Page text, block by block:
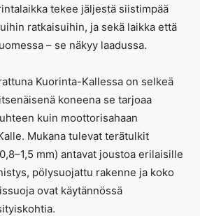
tekee jäljestä siistimpää
ratkaisuihin, ja sekä laikka että
– se näkyy laadussa.
Kuorinta-Kallessa on selkeä
koneena se tarjoaa
kuin moottorisahaan
Mukana tulevat terätulkit
mm) antavat joustoa erilaisille
pölysuojattu rakenne ja koko
ovat käytännössä